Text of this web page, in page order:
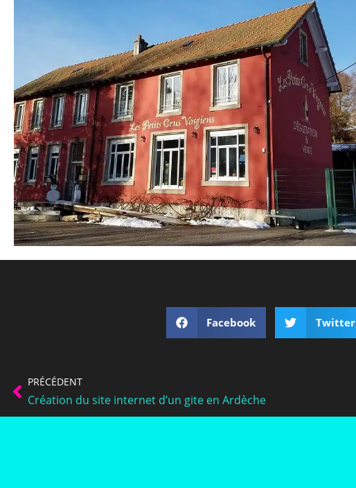
Facebook Twitter
PRÉCÉDENT
Création du site internet d’un gite en Ardèche